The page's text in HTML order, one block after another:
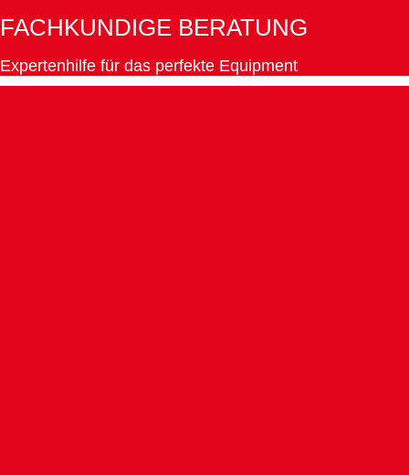
FACHKUNDIGE BERATUNG
Expertenhilfe für das perfekte Equipment